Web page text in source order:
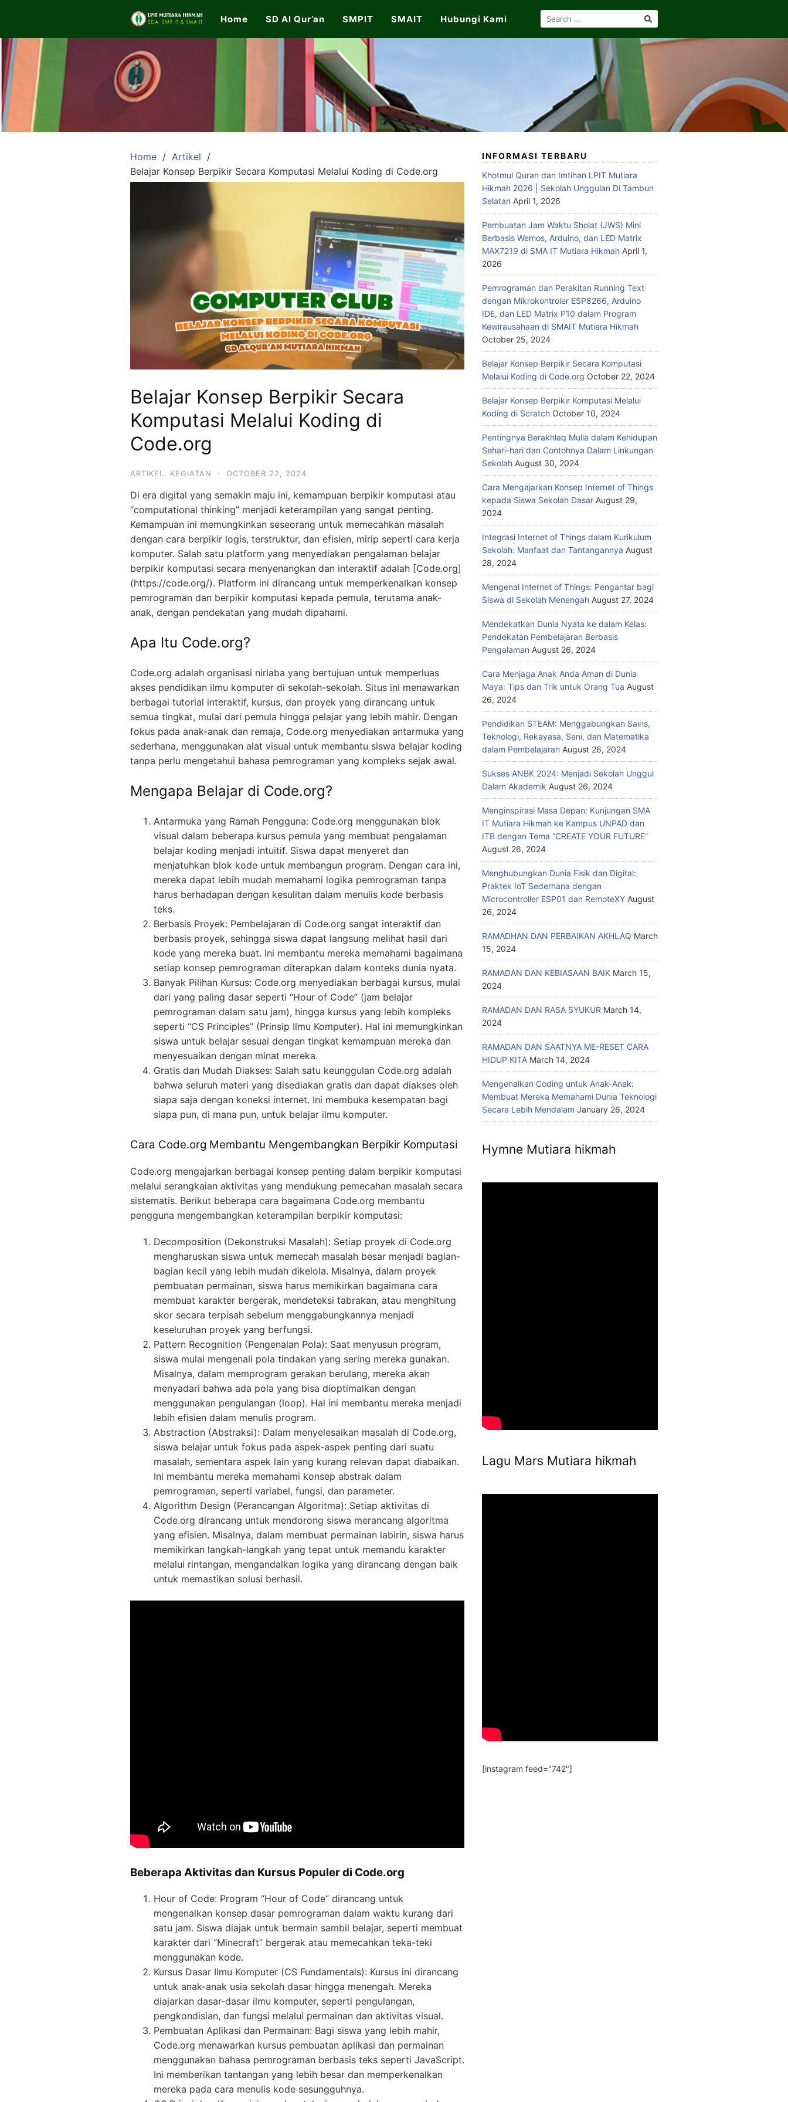
content
Home SD Al Qur’an SMPIT SMAIT Hubungi Kami
SEARCH
FOR:
LPIT
Mutiara
Hikmah
Official
Website
SDA,
SMPIT,
SMAIT
Mutiara
Hikmah
Home
Artikel
Belajar Konsep Berpikir Secara Komputasi Melalui Koding di Code.org
Belajar Konsep Berpikir Secara
Komputasi Melalui Koding di
Code.org
ARTIKEL KEGIATAN · OCTOBER 22, 2024
Di era digital yang semakin maju ini, kemampuan berpikir komputasi atau
“computational thinking” menjadi keterampilan yang sangat penting.
Kemampuan ini memungkinkan seseorang untuk memecahkan masalah
dengan cara berpikir logis, terstruktur, dan efisien, mirip seperti cara kerja
komputer. Salah satu platform yang menyediakan pengalaman belajar
berpikir komputasi secara menyenangkan dan interaktif adalah [Code.org]
(https://code.org/). Platform ini dirancang untuk memperkenalkan konsep
pemrograman dan berpikir komputasi kepada pemula, terutama anak-
anak, dengan pendekatan yang mudah dipahami.
Apa Itu Code.org?
Code.org adalah organisasi nirlaba yang bertujuan untuk memperluas
akses pendidikan ilmu komputer di sekolah-sekolah. Situs ini menawarkan
berbagai tutorial interaktif, kursus, dan proyek yang dirancang untuk
semua tingkat, mulai dari pemula hingga pelajar yang lebih mahir. Dengan
fokus pada anak-anak dan remaja, Code.org menyediakan antarmuka yang
sederhana, menggunakan alat visual untuk membantu siswa belajar koding
tanpa perlu mengetahui bahasa pemrograman yang kompleks sejak awal.
Mengapa Belajar di Code.org?
Antarmuka yang Ramah Pengguna: Code.org menggunakan blok
visual dalam beberapa kursus pemula yang membuat pengalaman
belajar koding menjadi intuitif. Siswa dapat menyeret dan
menjatuhkan blok kode untuk membangun program. Dengan cara ini,
mereka dapat lebih mudah memahami logika pemrograman tanpa
harus berhadapan dengan kesulitan dalam menulis kode berbasis
teks.
Berbasis Proyek: Pembelajaran di Code.org sangat interaktif dan
berbasis proyek, sehingga siswa dapat langsung melihat hasil dari
kode yang mereka buat. Ini membantu mereka memahami bagaimana
setiap konsep pemrograman diterapkan dalam konteks dunia nyata.
Banyak Pilihan Kursus: Code.org menyediakan berbagai kursus, mulai
dari yang paling dasar seperti “Hour of Code” (jam belajar
pemrograman dalam satu jam), hingga kursus yang lebih kompleks
seperti “CS Principles” (Prinsip Ilmu Komputer). Hal ini memungkinkan
siswa untuk belajar sesuai dengan tingkat kemampuan mereka dan
menyesuaikan dengan minat mereka.
Gratis dan Mudah Diakses: Salah satu keunggulan Code.org adalah
bahwa seluruh materi yang disediakan gratis dan dapat diakses oleh
siapa saja dengan koneksi internet. Ini membuka kesempatan bagi
siapa pun, di mana pun, untuk belajar ilmu komputer.
Cara Code.org Membantu Mengembangkan Berpikir Komputasi
Code.org mengajarkan berbagai konsep penting dalam berpikir komputasi
melalui serangkaian aktivitas yang mendukung pemecahan masalah secara
sistematis. Berikut beberapa cara bagaimana Code.org membantu
pengguna mengembangkan keterampilan berpikir komputasi:
Decomposition (Dekonstruksi Masalah): Setiap proyek di Code.org
mengharuskan siswa untuk memecah masalah besar menjadi bagian-
bagian kecil yang lebih mudah dikelola. Misalnya, dalam proyek
pembuatan permainan, siswa harus memikirkan bagaimana cara
membuat karakter bergerak, mendeteksi tabrakan, atau menghitung
skor secara terpisah sebelum menggabungkannya menjadi
keseluruhan proyek yang berfungsi.
Pattern Recognition (Pengenalan Pola): Saat menyusun program,
siswa mulai mengenali pola tindakan yang sering mereka gunakan.
Misalnya, dalam memprogram gerakan berulang, mereka akan
menyadari bahwa ada pola yang bisa dioptimalkan dengan
menggunakan pengulangan (loop). Hal ini membantu mereka menjadi
lebih efisien dalam menulis program.
Abstraction (Abstraksi): Dalam menyelesaikan masalah di Code.org,
siswa belajar untuk fokus pada aspek-aspek penting dari suatu
masalah, sementara aspek lain yang kurang relevan dapat diabaikan.
Ini membantu mereka memahami konsep abstrak dalam
pemrograman, seperti variabel, fungsi, dan parameter.
Algorithm Design (Perancangan Algoritma): Setiap aktivitas di
Code.org dirancang untuk mendorong siswa merancang algoritma
yang efisien. Misalnya, dalam membuat permainan labirin, siswa harus
memikirkan langkah-langkah yang tepat untuk memandu karakter
melalui rintangan, mengandalkan logika yang dirancang dengan baik
untuk memastikan solusi berhasil.
Beberapa Aktivitas dan Kursus Populer di Code.org
Hour of Code: Program “Hour of Code” dirancang untuk
mengenalkan konsep dasar pemrograman dalam waktu kurang dari
satu jam. Siswa diajak untuk bermain sambil belajar, seperti membuat
karakter dari “Minecraft” bergerak atau memecahkan teka-teki
menggunakan kode.
Kursus Dasar Ilmu Komputer (CS Fundamentals): Kursus ini dirancang
untuk anak-anak usia sekolah dasar hingga menengah. Mereka
diajarkan dasar-dasar ilmu komputer, seperti pengulangan,
pengkondisian, dan fungsi melalui permainan dan aktivitas visual.
Pembuatan Aplikasi dan Permainan: Bagi siswa yang lebih mahir,
Code.org menawarkan kursus pembuatan aplikasi dan permainan
menggunakan bahasa pemrograman berbasis teks seperti JavaScript.
Ini memberikan tantangan yang lebih besar dan memperkenalkan
mereka pada cara menulis kode sesungguhnya.
INFORMASI TERBARU
Khotmul Quran dan Imtihan LPIT Mutiara
Hikmah 2026 | Sekolah Unggulan Di Tambun
Selatan April 1, 2026
Pembuatan Jam Waktu Sholat (JWS) Mini
Berbasis Wemos, Arduino, dan LED Matrix
MAX7219 di SMA IT Mutiara Hikmah April 1,
2026
Pemrograman dan Perakitan Running Text
dengan Mikrokontroler ESP8266, Arduino
IDE, dan LED Matrix P10 dalam Program
Kewirausahaan di SMAIT Mutiara Hikmah
October 25, 2024
Belajar Konsep Berpikir Secara Komputasi
Melalui Koding di Code.org October 22, 2024
Belajar Konsep Berpikir Komputasi Melalui
Koding di Scratch October 10, 2024
Pentingnya Berakhlaq Mulia dalam Kehidupan
Sehari-hari dan Contohnya Dalam Linkungan
Sekolah August 30, 2024
Cara Mengajarkan Konsep Internet of Things
kepada Siswa Sekolah Dasar August 29,
2024
Integrasi Internet of Things dalam Kurikulum
Sekolah: Manfaat dan Tantangannya August
28, 2024
Mengenal Internet of Things: Pengantar bagi
Siswa di Sekolah Menengah August 27, 2024
Mendekatkan Dunia Nyata ke dalam Kelas:
Pendekatan Pembelajaran Berbasis
Pengalaman August 26, 2024
Cara Menjaga Anak Anda Aman di Dunia
Maya: Tips dan Trik untuk Orang Tua August
26, 2024
Pendidikan STEAM: Menggabungkan Sains,
Teknologi, Rekayasa, Seni, dan Matematika
dalam Pembelajaran August 26, 2024
Sukses ANBK 2024: Menjadi Sekolah Unggul
Dalam Akademik August 26, 2024
Menginspirasi Masa Depan: Kunjungan SMA
IT Mutiara Hikmah ke Kampus UNPAD dan
ITB dengan Tema “CREATE YOUR FUTURE”
August 26, 2024
Menghubungkan Dunia Fisik dan Digital:
Praktek IoT Sederhana dengan
Microcontroller ESP01 dan RemoteXY August
26, 2024
RAMADHAN DAN PERBAIKAN AKHLAQ March
15, 2024
RAMADAN DAN KEBIASAAN BAIK March 15,
2024
RAMADAN DAN RASA SYUKUR March 14,
2024
RAMADAN DAN SAATNYA ME-RESET CARA
HIDUP KITA March 14, 2024
Mengenalkan Coding untuk Anak-Anak:
Membuat Mereka Memahami Dunia Teknologi
Secara Lebih Mendalam January 26, 2024
Hymne Mutiara hikmah
Lagu Mars Mutiara hikmah
[instagram feed="742"]